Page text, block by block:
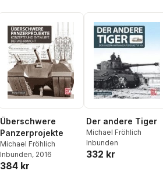
Überschwere
Panzerprojekte
Michael Fröhlich
Inbunden, 2016
384 kr
Der andere Tiger
Michael Fröhlich
Inbunden
332 kr